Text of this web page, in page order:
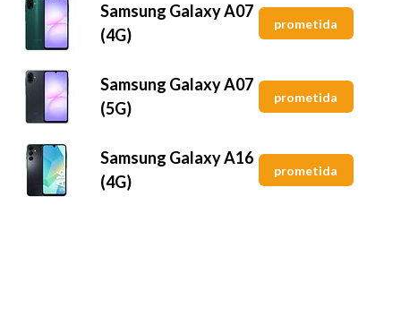
Samsung Galaxy A07
(4G)
prometida
Samsung Galaxy A07
(5G)
prometida
Samsung Galaxy A16
(4G)
prometida